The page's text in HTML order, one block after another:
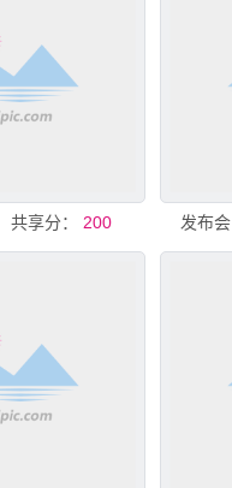
共享分： 200 发布会